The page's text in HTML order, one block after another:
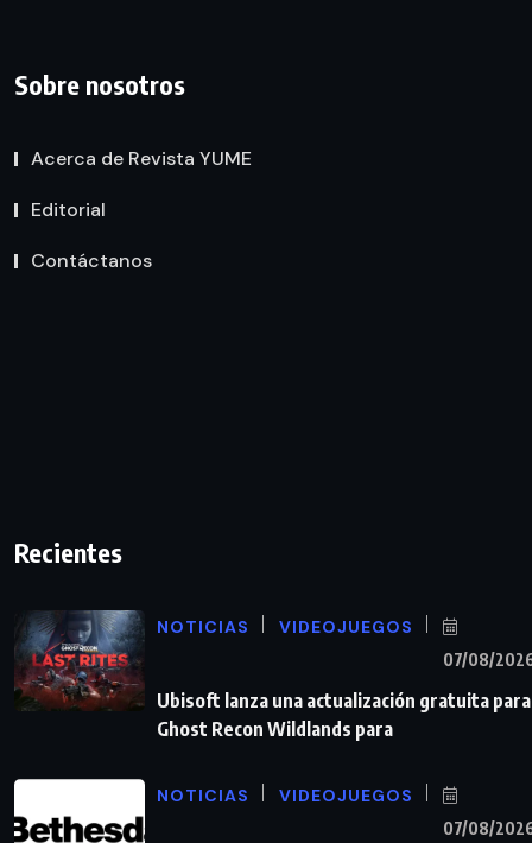
Sobre nosotros
Acerca de Revista YUME
Editorial
Contáctanos
Recientes
NOTICIAS VIDEOJUEGOS
07/08/
Ubisoft lanza una actualización gratuita para
Ghost Recon Wildlands para
NOTICIAS VIDEOJUEGOS
07/08/